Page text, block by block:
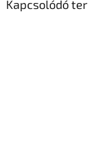
Kapcsolódó